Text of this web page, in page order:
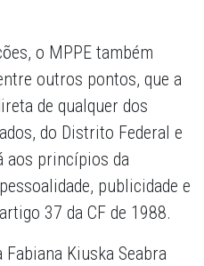
o MPPE também
outros pontos, que a
de qualquer dos
do Distrito Federal e
aos princípios da
publicidade e
37 da CF de 1988.
Kiuska Seabra